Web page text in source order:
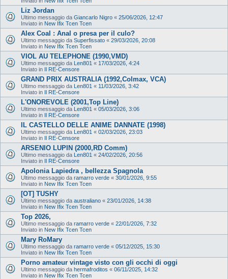
Liz Jordan
Ultimo messaggio da Giancarlo Nigro « 25/06/2026, 12:47
Inviato in New Ifix Tcen Tcen
Alex Coal : Anal o presa per il culo?
Ultimo messaggio da Superfissato « 29/03/2026, 20:08
Inviato in New Ifix Tcen Tcen
VIOL AU TELEPHONE (1990,VMD)
Ultimo messaggio da Len801 « 17/03/2026, 4:24
Inviato in Il RE-Censore
GRAND PRIX AUSTRALIA (1992,Colmax, VCA)
Ultimo messaggio da Len801 « 11/03/2026, 3:42
Inviato in Il RE-Censore
L'ONOREVOLE (2001,Top Line)
Ultimo messaggio da Len801 « 05/03/2026, 3:06
Inviato in Il RE-Censore
IL CASTELLO DELLE ANIME DANNATE (1998)
Ultimo messaggio da Len801 « 02/03/2026, 23:03
Inviato in Il RE-Censore
ARSENIO LUPIN (2000,RD Comm)
Ultimo messaggio da Len801 « 24/02/2026, 20:56
Inviato in Il RE-Censore
Apolonia Lapiedra , bellezza Spagnola
Ultimo messaggio da ramarro verde « 30/01/2026, 9:55
Inviato in New Ifix Tcen Tcen
[OT] TUSHY
Ultimo messaggio da australiano « 23/01/2026, 14:38
Inviato in New Ifix Tcen Tcen
Top 2026,
Ultimo messaggio da ramarro verde « 22/01/2026, 7:32
Inviato in New Ifix Tcen Tcen
Mary RoMary
Ultimo messaggio da ramarro verde « 05/12/2025, 15:30
Inviato in New Ifix Tcen Tcen
Porno amateur vintage visto con gli occhi di oggi
Ultimo messaggio da hermafroditos « 06/11/2025, 14:32
Inviato in New Ifix Tcen Tcen